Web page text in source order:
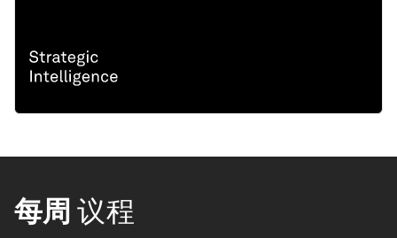
每周 议程